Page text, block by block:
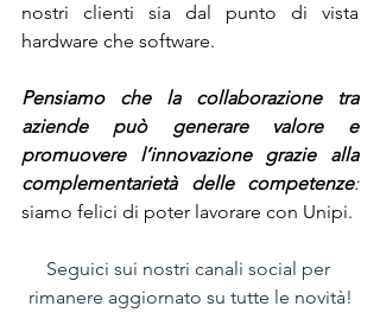
nostri clienti sia dal punto di vista
hardware che software.
Pensiamo che la collaborazione tra
aziende può generare valore e
promuovere l’innovazione grazie alla
complementarietà delle competenze:
siamo felici di poter lavorare con Unipi.
Seguici sui nostri canali social per
rimanere aggiornato su tutte le novità!